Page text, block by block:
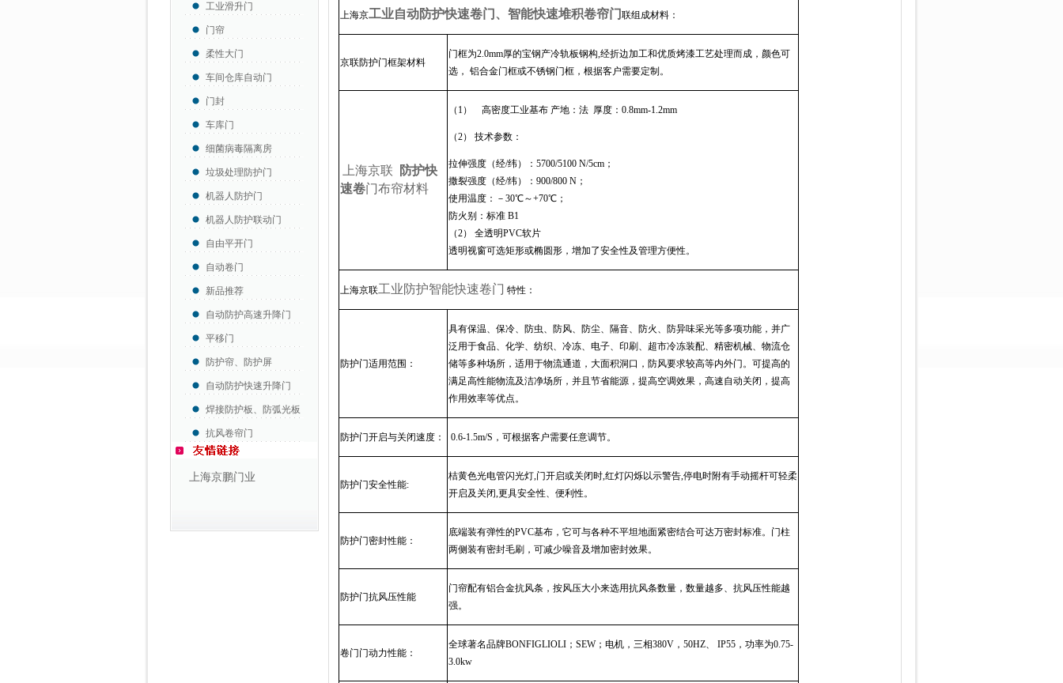
工业滑升门
门帘
柔性大门
车间仓库自动门
门封
车库门
细菌病毒隔离房
垃圾处理防护门
机器人防护门
机器人防护联动门
自由平开门
自动卷门
新品推荐
自动防护高速升降门
平移门
防护帘、防护屏
自动防护快速升降门
焊接防护板、防弧光板
抗风卷帘门
上海京鹏门业
上海京工业自动防护快速卷门、智能快速堆积卷帘门 联组成材料：
京联防护门框架材料
门框为2.0mm厚的宝钢产冷轨板钢构,经折边加工和优质烤漆工艺处理而成，颜色可
选， 铝合金门框或不锈钢门框，根据客户需要定制。
上海京联
防护快
速卷门布帘材料
（1） 高密度工业基布 产地：法厚度： 0.8mm-1.2mm
（2） 技术参数：
拉伸强度（经/纬）： 5700/5100 N/5cm；
撒裂强度（经/纬）： 900/800 N；
使用温度：－ 30℃～+70℃；
防火别：标准B1
（2） 全透明PVC软片
透明视窗可选矩形或椭圆形，增加了安全性及管理方便性。
上海京联工业防护智能快速卷门 特性：
防护门适用范围：
具有保温、保冷、防虫、防风、防尘、隔音、防火、防异味采光等多项功能，并广
泛用于食品、化学、纺织、冷冻、电子、印刷、超市冷冻装配、精密机械、物流仓
储等多种场所，适用于物流通道，大面积洞口，防风要求较高等内外门。可提高的
满足高性能物流及洁净场所，并且节省能源，提高空调效果，高速自动关闭，提高
作用效率等优点。
防护门开启与关闭速度： 0.6-1.5m/S，可根据客户需要任意调节。
防护门安全性能:
桔黄色光电管闪光灯,门开启或关闭时,红灯闪烁以示警告,停电时附有手动摇杆可轻柔
开启及关闭,更具安全性、便利性。
防护门密封性能：
底端装有弹性的PVC基布，它可与各种不平坦地面紧密结合可达万密封标准。门柱
两侧装有密封毛刷，可减少噪音及增加密封效果。
防护门抗风压性能
门帘配有铝合金抗风条 ，按风压大小来选用抗风条数量，数量越多、抗风压性能越
强。
卷门门动力性能：
全球著名品牌BONFIGLIOLI； SEW；电机，三相380V， 50HZ、 IP55，功率为0.75-
3.0kw